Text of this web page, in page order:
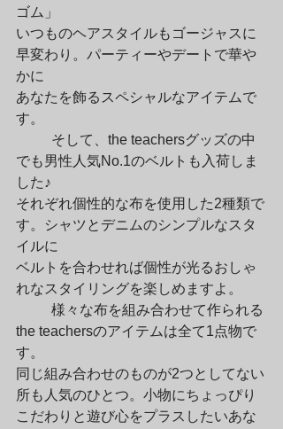
ゴム」
いつものヘアスタイルもゴージャスに
早変わり。パーティーやデートで華や
かに
あなたを飾るスペシャルなアイテムで
す。
でも男性人気No.1のベルトも入荷しま
した♪
それぞれ個性的な布を使用した2種類で
す。シャツとデニムのシンプルなスタ
イルに
ベルトを合わせれば個性が光るおしゃ
れなスタイリングを楽しめますよ。
the teachersのアイテムは全て1点物で
す。
同じ組み合わせのものが2つとしてない
所も人気のひとつ。小物にちょっぴり
こだわりと遊び心をプラスしたいあな